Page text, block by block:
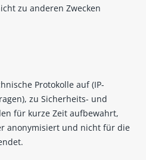
zu anderen Zwecken
Protokolle auf (IP-
zu Sicherheits- und
für kurze Zeit aufbewahrt,
anonymisiert und nicht für die